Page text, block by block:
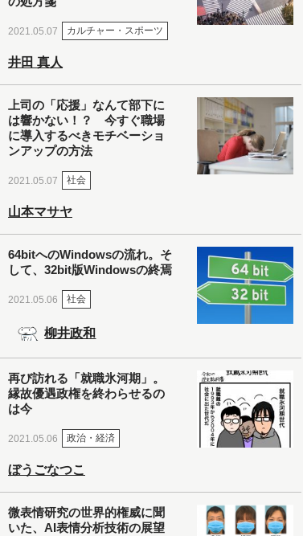
2021.05.07 カルチャー・スポーツ
井田 真人
上司の「応援」なんて部下に
は響かない！？ 今すぐ職場
に導入するべきモチベーショ
ンアップの方法
2021.05.07 社会
山本マサヤ
64bitへのWindowsの流れ。そ
して、32bit版Windowsの終焉
2021.05.06 社会
柳井政和
再び訪れる「就職氷河期」。
縁故優遇政権を終わらせるの
は今
2021.05.06 政治・経済
ぼうごなつこ
微表情研究の世界的権威に聞
いた、AI表情分析技術の展望